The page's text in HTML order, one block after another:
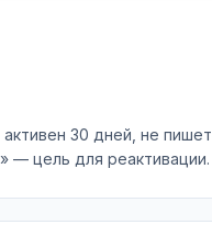
30 дней, не пишет
— цель для реактивации.